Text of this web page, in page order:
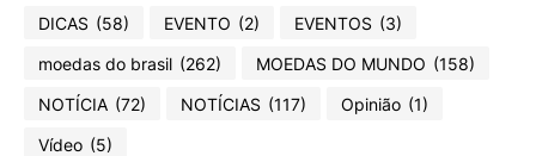
DICAS (58) EVENTO (2) EVENTOS (3)
moedas do brasil (262) MOEDAS DO MUNDO (158)
NOTÍCIA (72) NOTÍCIAS (117) Opinião (1)
Vídeo (5)